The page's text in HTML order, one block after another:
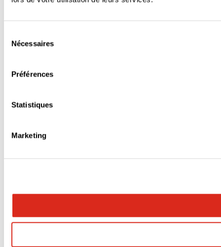
Nécessaires
Préférences
Statistiques
Marketing